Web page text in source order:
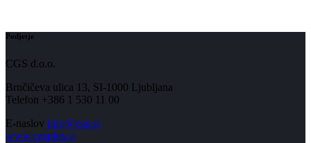
Podjetje
CGS d.o.o.
Brnčičeva ulica 13, SI-1000 Ljubljana
Telefon +386 1 530 11 00
E-naslov info@cgs.si
www.cgsplus.si